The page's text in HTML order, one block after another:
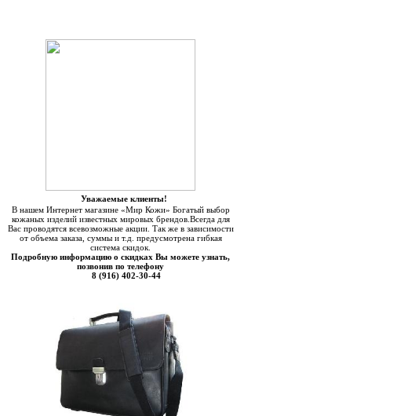
Уважаемые клиенты!
В нашем Интернет магазине «Мир Кожи» Богатый выбор
кожаных изделий известных мировых брендов.Всегда для
Вас проводятся всевозможные акции. Так же в зависимости
от объема заказа, суммы и т.д. предусмотрена гибкая
система скидок.
Подробную информацию о скидках Вы можете узнать,
позвонив по телефону
8 (916) 402-30-44